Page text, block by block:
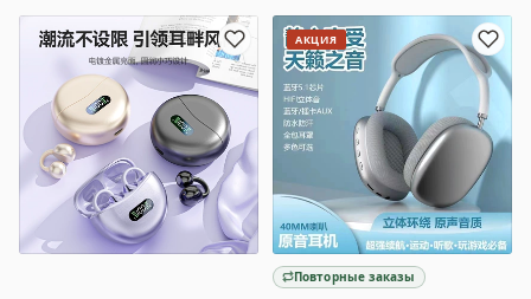
АКЦИЯ
Повторные заказы